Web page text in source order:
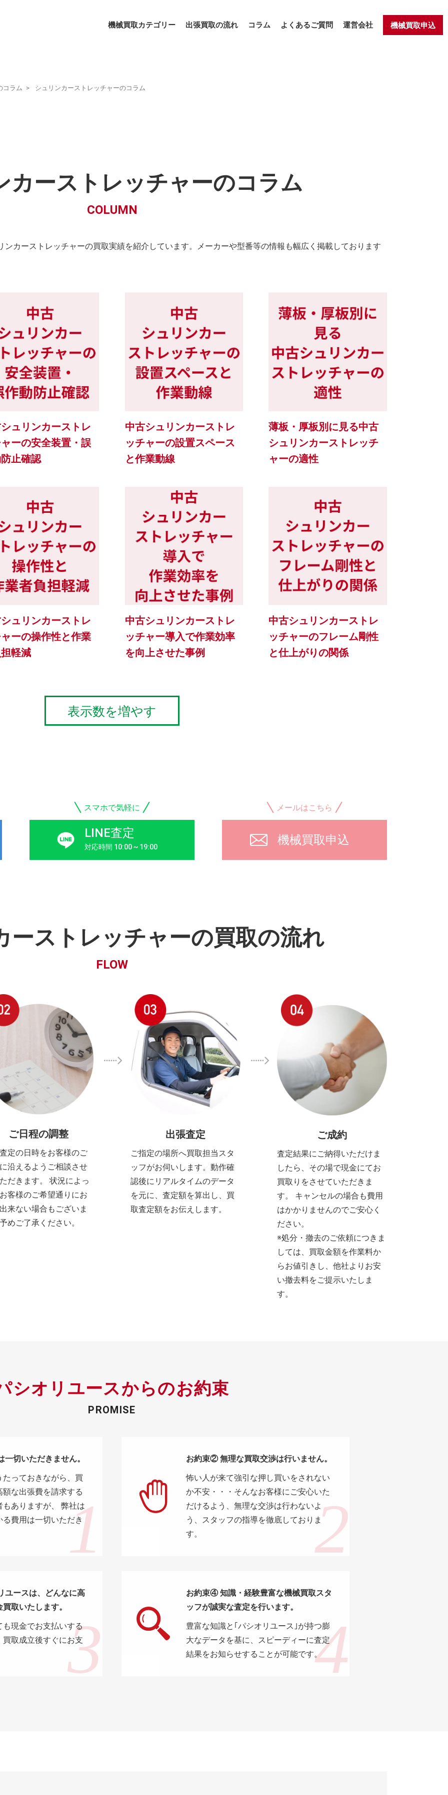
機械買取カテゴリー 出張買取の流れ コラム よくあるご質問 運営会社 機械買取申込
コラム シュリンカーストレッチャーのコラム
カーストレッチャーのコラム
COLUMN
カーストレッチャーの買取実績を紹介しています。メーカーや型番等の情報も幅広く掲載しております
ュリンカーストレ
ーの安全装置・誤
止確認
中古シュリンカーストレ
ッチャーの設置スペース
と作業動線
薄板・厚板別に見る中古
シュリンカーストレッチ
ャーの適性
ュリンカーストレ
ーの操作性と作業
軽減
中古シュリンカーストレ
ッチャー導入で作業効率
を向上させた事例
中古シュリンカーストレ
ッチャーのフレーム剛性
と仕上がりの関係
表示数を増やす
スマホで気軽に
LINE査定
対応時間 10:00 ~ 19:00
メールはこちら
機械買取申込
ーストレッチャーの買取の流れ
FLOW
ご日程の調整
定の日時をお客様のご
沿えるようご相談させ
だきます。 状況によっ
客様のご希望通りにお
来ない場合もございま
めご了承ください。
出張査定
ご指定の場所へ買取担当スタ
ッフがお伺いします。動作確
認後にリアルタイムのデータ
を元に、査定額を算出し、買
取査定額をお伝えします。
ご成約
査定結果にご納得いただけま
したら、その場で現金にてお
買取りをさせていただきま
す。 キャンセルの場合も費用
はかかりませんのでご安心く
ださい。
※処分・撤去のご依頼につきま
しては、買取金額を作業料か
らお値引きし、他社よりお安
い撤去料をご提示いたしま
す。
シオリユースからのお約束
PROMISE
切いただきません。
っておきながら、買
な出張費を請求する
ありますが、 弊社は
費用は一切いただき
お約束② 無理な買取交渉は行いません。
怖い人が来て強引な押し買いをされない
か不安・・・そんなお客様にご安心いた
だけるよう、無理な交渉は行わないよ
う、スタッフの指導を徹底しておりま
す。
ユースは、どんなに高
取いたします。
も現金でお支払いする
取成立後すぐにお支
お約束④ 知識・経験豊富な機械買取スタ
ッフが誠実な査定を行います。
豊富な知識と｢パシオリユース｣が持つ膨
大なデータを基に、スピーディーに査定
結果をお知らせすることが可能です。